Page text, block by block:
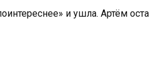
и ушла. Артём